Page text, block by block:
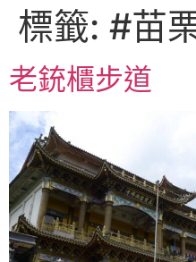
標籤: #苗
老銃櫃步道